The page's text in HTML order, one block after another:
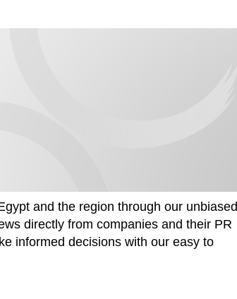
and the region through our unbiased
directly from companies and their PR
informed decisions with our easy to